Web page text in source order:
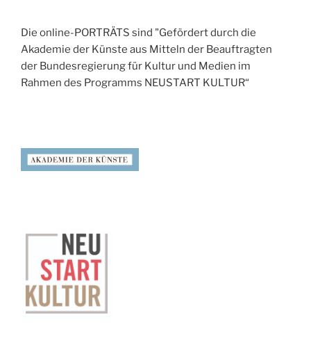
Die online-PORTRÄTS sind "Gefördert durch die
Akademie der Künste aus Mitteln der Beauftragten
der Bundesregierung für Kultur und Medien im
Rahmen des Programms NEUSTART KULTUR“